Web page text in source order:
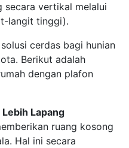
secara vertikal melalui
langit tinggi).
cerdas bagi hunian
Berikut adalah
dengan plafon
Lebih Lapang
ruang kosong
Hal ini secara